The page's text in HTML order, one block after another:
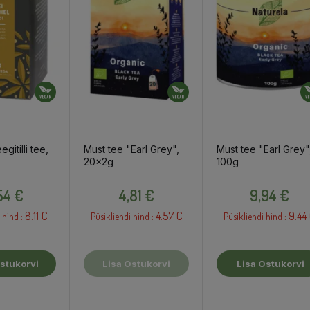
tee,
€
: 8.11 €
Must tee "Earl Grey",
20x2g
4,81 €
Püsikliendi hind : 4.57 €
Lisa Ostukorvi
Must tee "Earl
100g
9,94 €
Püsikliendi hind : 9.44
Lisa Ostukorvi